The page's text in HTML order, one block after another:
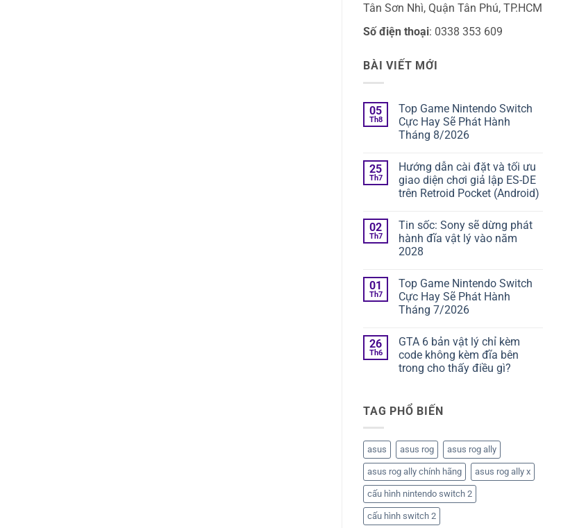
Tân Sơn Nhì, Quận Tân Phú, TP.HCM
Số điện thoại: 0338 353 609
BÀI VIẾT MỚI
05
Th8
Top Game Nintendo Switch
Cực Hay Sẽ Phát Hành
Tháng 8/2026
25
Th7
Hướng dẫn cài đặt và tối ưu
giao diện chơi giả lập ES-DE
trên Retroid Pocket (Android)
02
Th7
Tin sốc: Sony sẽ dừng phát
hành đĩa vật lý vào năm
2028
01
Th7
Top Game Nintendo Switch
Cực Hay Sẽ Phát Hành
Tháng 7/2026
26
Th6
GTA 6 bản vật lý chỉ kèm
code không kèm đĩa bên
trong cho thấy điều gì?
TAG PHỔ BIẾN
asus asus rog asus rog ally
asus rog ally chính hãng asus rog ally x
cấu hình nintendo switch 2
cấu hình switch 2